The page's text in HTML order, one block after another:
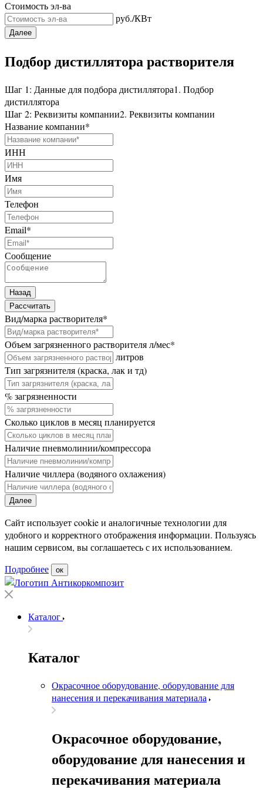
Стоимость эл-ва
руб./КВт
Далее
Подбор дистиллятора растворителя
Шаг 1: Данные для подбора дистиллятора1. Подбор
дистиллятора
Шаг 2: Реквизиты компании2. Реквизиты компании
Название компании*
ИНН
Имя
Телефон
Email*
Сообщение
Назад
Рассчитать
Вид/марка растворителя*
Объем загрязненного растворителя л/мес*
литров
Тип загрязнителя (краска, лак и тд)
% загрязненности
Сколько циклов в месяц планируется
Наличие пневмолинии/компрессора
Наличие чиллера (водяного охлажения)
Далее
Сайт использует cookie и аналогичные технологии для
удобного и корректного отображения информации. Пользуясь
нашим сервисом, вы соглашаетесь с их использованием.
Подробнее
ок
Каталог
Каталог
Окрасочное оборудование, оборудование для
нанесения и перекачивания материала
Окрасочное оборудование,
оборудование для нанесения и
перекачивания материала